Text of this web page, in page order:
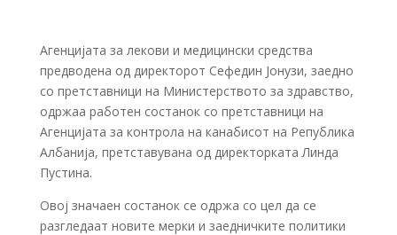
Агенцијата за лекови и медицински средства
предводена од директорот Сефедин Јонузи, заедно
со претставници на Министерството за здравство,
одржаа работен состанок со претставници на
Агенцијата за контрола на канабисот на Република
Албанија, претставувана од директорката Линда
Пустина.
Овој значаен состанок се одржа со цел да се
разгледаат новите мерки и заедничките политики